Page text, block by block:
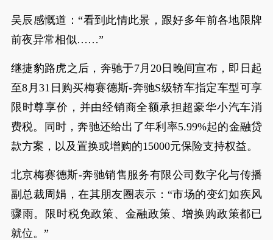
吴辰感慨道：“看到此情此景，跟好多年前各地限牌
前夜异常相似……”
继捷豹路虎之后，奔驰于7月20日晚间宣布，即日起
至8月31日购买梅赛德斯-奔驰S级轿车指定车型可享
限时尊享价，并由经销商全额承担超豪华小汽车消
费税。同时，奔驰还给出了年利率5.99%起的金融贷
款方案，以及置换或增购的15000元保险支持权益。
北京梅赛德斯-奔驰销售服务有限公司数字化与传播
副总裁周娟，在其朋友圈表示：“市场的变幻如疾风
骤雨。限时税免政策、金融政策、增换购政策都已
就位。”